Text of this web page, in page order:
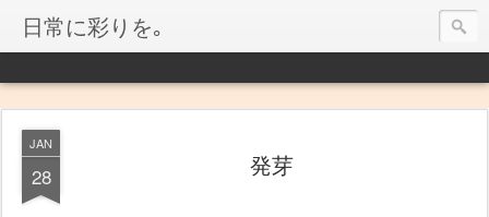
日常に彩りを｡
JAN
28 発芽